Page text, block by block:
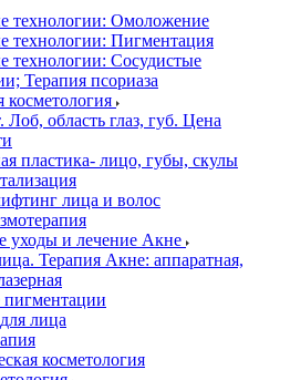
технологии: Омоложение
технологии: Пигментация
технологии: Сосудистые
Терапия псориаза
Лоб, область глаз, губ. Цена
пластика- лицо, губы, скулы
лица и волос
уходы и лечение Акне
Терапия Акне: аппаратная,
пигментации
лица
косметология